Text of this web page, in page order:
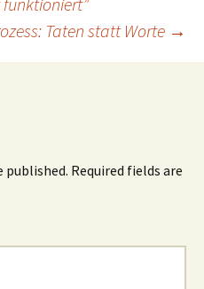
Taten statt Worte →
published. Required fields are